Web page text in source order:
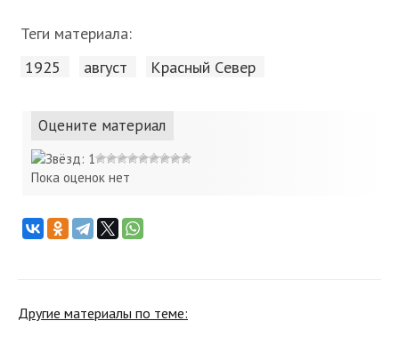
Теги материала:
1925 август Красный Cевер
Оцените материал
Пока оценок нет
Другие материалы по теме: